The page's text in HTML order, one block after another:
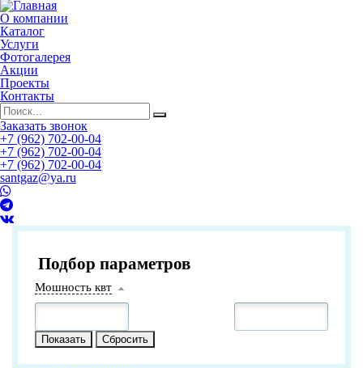
О компании
Каталог
Услуги
Фотогалерея
Акции
Проекты
Контакты
Заказать звонок
+7 (962) 702-00-04
+7 (962) 702-00-04
+7 (962) 702-00-04
santgaz@ya.ru
Подбор параметров
Мошность квт